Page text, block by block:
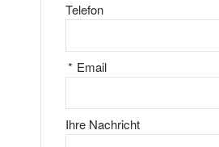
Telefon
Email
*
Ihre Nachricht